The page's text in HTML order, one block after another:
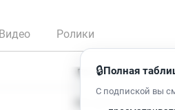
Видео Ролики
Просмотров
🔒Полная
С подпиской вы